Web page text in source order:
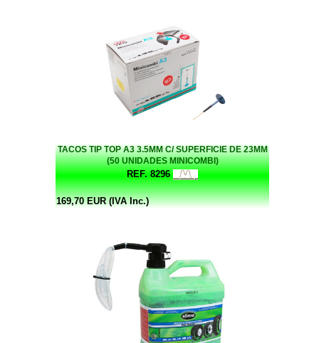
TACOS TIP TOP A3 3.5MM C/ SUPERFICIE DE 23MM
(50 UNIDADES MINICOMBI)
REF. 8296
169,70 EUR (IVA Inc.)